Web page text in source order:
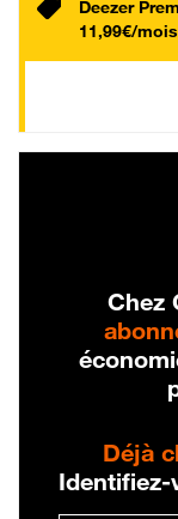
Deezer
11,99€/mois
Chez
Déjà